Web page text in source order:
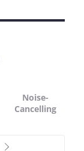
Noise-
Cancelling